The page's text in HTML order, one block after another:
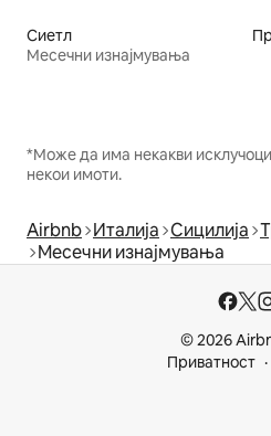
Сиетл
Месечни изнајмувања
*Може да има некакви
некои имоти.
Airbnb Италија Сицилија
Месечни изнајмувања
© 2026
Приватност